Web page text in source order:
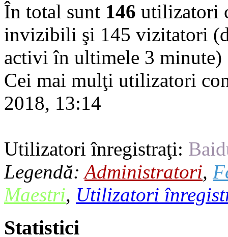
În total sunt 146 utilizatori
invizibili şi 145 vizitatori
activi în ultimele 3 minute)
Cei mai mulţi utilizatori
2018, 13:14
Utilizatori înregistraţi:
Legendă:Administratori,
Maestri, Utilizatori
Statistici